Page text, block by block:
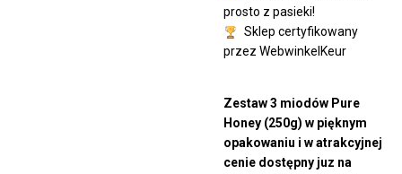
prosto z pasieki!
Sklep certyfikowany
przez WebwinkelKeur
Zestaw 3 miodów Pure
Honey (250g) w pięknym
opakowaniu i w atrakcyjnej
cenie dostępny juz na